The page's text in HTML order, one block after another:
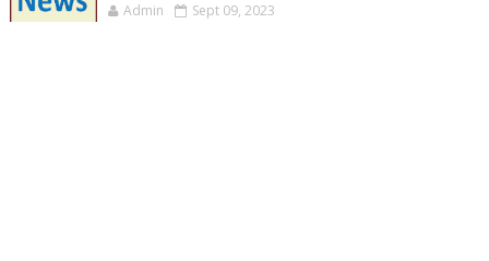
Admin Sept 09, 2023